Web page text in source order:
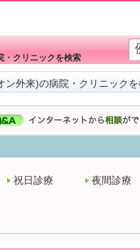
・クリニックを検索
ン外来)の病院・クリニック
祝日診療 夜間診療